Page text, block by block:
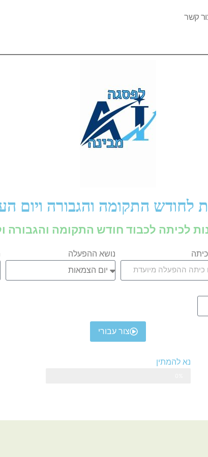
קשר
לחודש התקומה והגבורה ויום
לכיתה לכבוד חודש התקומה והגבורה
נושא ההפעלה
צור עבורי
נא להמתין